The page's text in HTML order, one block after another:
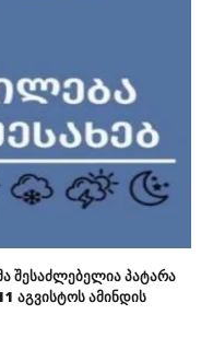
შესაძლებელია პატარა
აგვისტოს ამინდის